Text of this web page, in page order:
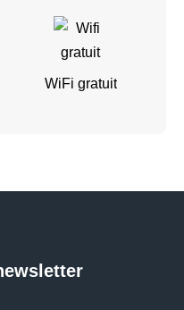
WiFi gratuit